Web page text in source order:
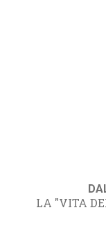
LA "VITA